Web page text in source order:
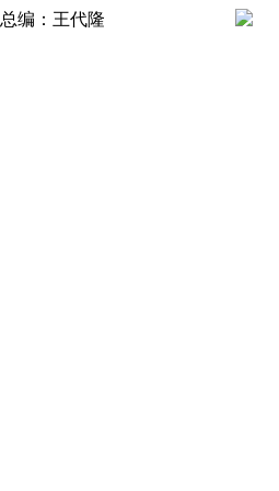
编：王代隆